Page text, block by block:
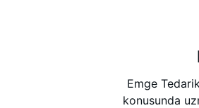
Emge
konusunda